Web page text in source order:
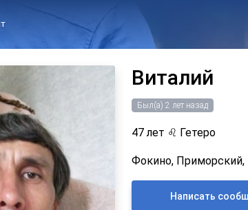
Виталий
Был(а) 2 лет назад
47 лет ♌ Гетеро
Фокино,
Написать